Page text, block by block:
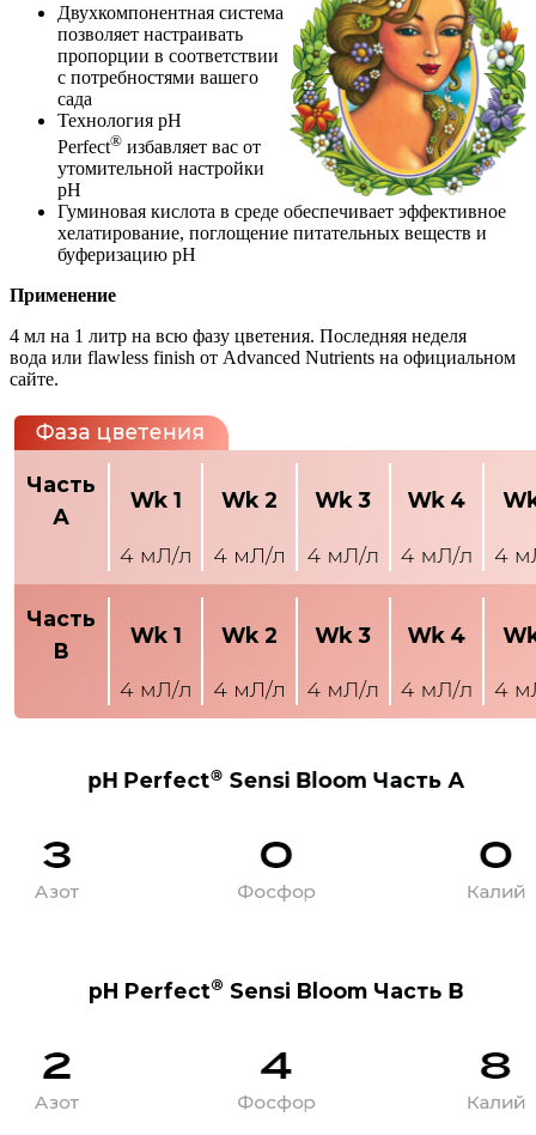
Двухкомпонентная система
позволяет настраивать
пропорции в соответствии
с потребностями вашего
сада
Технология pH
Perfect® избавляет вас от
утомительной настройки
pH
Гуминовая кислота в среде обеспечивает эффективное
хелатирование, поглощение питательных веществ и
буферизацию pH
Применение
4 мл на 1 литр на всю фазу цветения. Последняя неделя
вода или flawless finish от Advanced Nutrients на официальном
сайте.